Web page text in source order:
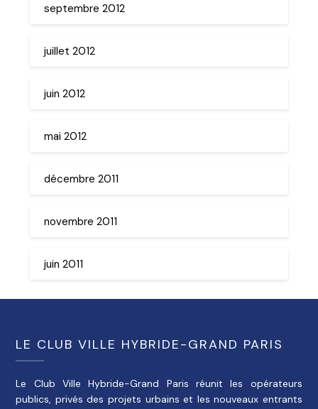
septembre 2012
juillet 2012
juin 2012
mai 2012
décembre 2011
novembre 2011
juin 2011
LE CLUB VILLE HYBRIDE-GRAND PARIS
Le Club Ville Hybride-Grand Paris réunit les opérateurs
publics, privés des projets urbains et les nouveaux entrants